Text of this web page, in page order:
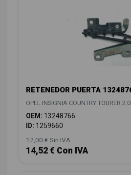
RETENEDOR PUERTA
OPEL INSIGNIA COUNTRY TOURER
OEM: 13248766
ID: 1259660
12,00 € Sin IVA
14,52 € Con IVA